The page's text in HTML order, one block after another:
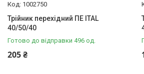
Опалювальна техніка
Змішувачі
1002750
Трійник перехідний ПЕ ITAL
40/50/40
Готово до відправки 496 од.
205 ₴